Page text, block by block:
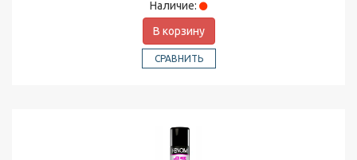
Наличие:
В корзину
СРАВНИТЬ